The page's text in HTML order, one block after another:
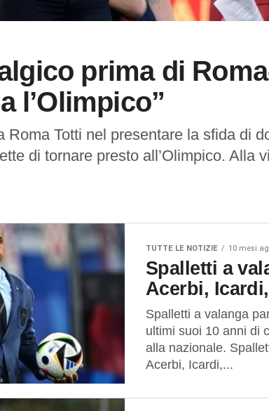
prima di
l’Olimpico”
Roma Totti nel presentare la sfida di
di tornare presto all’Olimpico. Alla
TUTTE LE NOTIZIE 10 mesi
Spalletti a
Acerbi,
Spalletti a valanga
ultimi suoi 10 anni di
alla nazionale.
Acerbi, Icardi,...